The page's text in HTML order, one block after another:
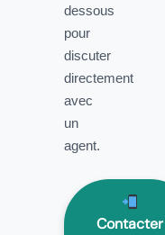
dessous
pour
discuter
directement
avec
un
agent.
Contacter